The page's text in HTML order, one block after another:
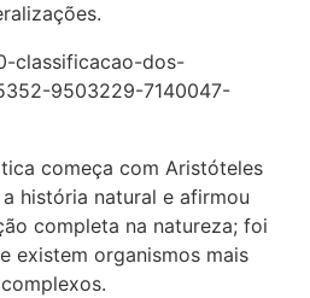
começa com Aristóteles
história natural e afirmou
completa na natureza; foi
existem organismos mais